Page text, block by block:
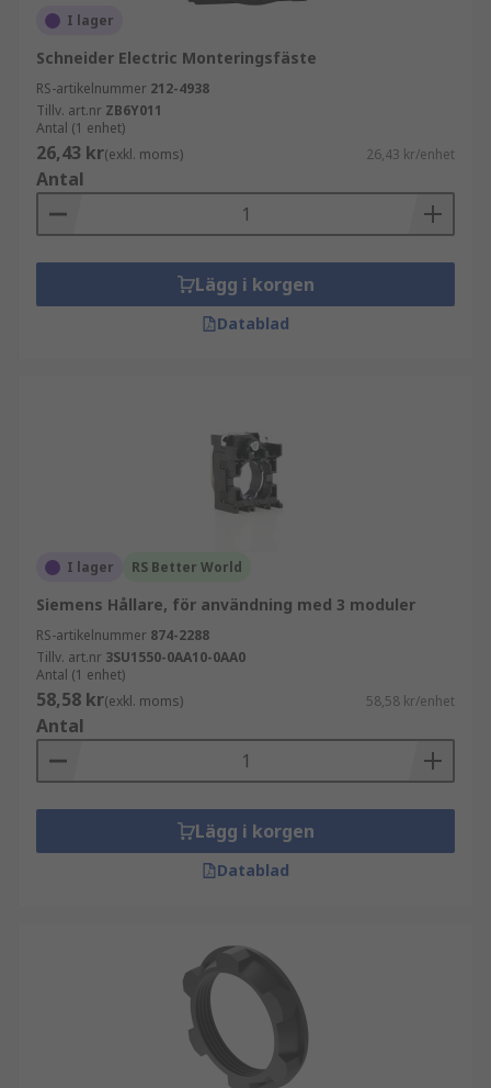
I lager
Schneider Electric Monteringsfäste
RS-artikelnummer 212-4938
Tillv. art.nr ZB6Y011
Antal (1 enhet)
26,43 kr(exkl. moms) 26,43 kr/enhet
Antal
Lägg i korgen
Datablad
I lager RS Better World
Siemens Hållare, för användning med 3 moduler
RS-artikelnummer 874-2288
Tillv. art.nr 3SU1550-0AA10-0AA0
Antal (1 enhet)
58,58 kr(exkl. moms) 58,58 kr/enhet
Antal
Lägg i korgen
Datablad